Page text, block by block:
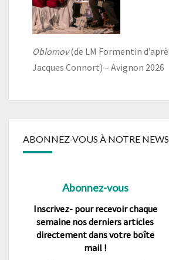
Oblomov(de LM Formentin
Jacques Connort) – Avignon 2026
ABONNEZ-VOUS À NOTRE
Abonnez-vous
Inscrivez- pour recevoir chaque
semaine nos derniers articles
directement dans votre boîte
mail !